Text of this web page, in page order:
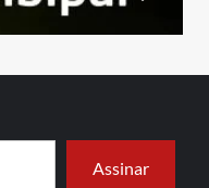
Assinar